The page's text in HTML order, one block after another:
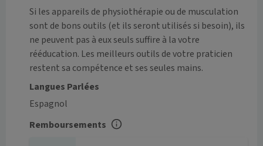
Si les appareils de physiothérapie ou de musculation
sont de bons outils (et ils seront utilisés si besoin), ils
ne peuvent pas à eux seuls suffire à la votre
rééducation. Les meilleurs outils de votre praticien
restent sa compétence et ses seules mains.
Langues Parlées
Espagnol
Remboursements